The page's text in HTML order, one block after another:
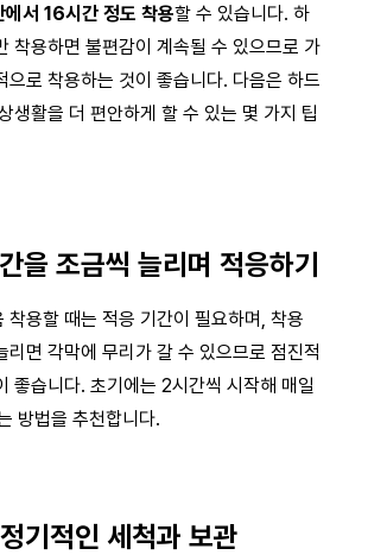
서 16시간 정도 착용할 수 있습니다. 하
착용하면 불편감이 계속될 수 있으므로 가
으로 착용하는 것이 좋습니다. 다음은 하드
생활을 더 편안하게 할 수 있는 몇 가지 팁
을 조금씩 늘리며 적응하기
착용할 때는 적응 기간이 필요하며, 착용
리면 각막에 무리가 갈 수 있으므로 점진적
좋습니다. 초기에는 2시간씩 시작해 매일
방법을 추천합니다.
기적인 세척과 보관